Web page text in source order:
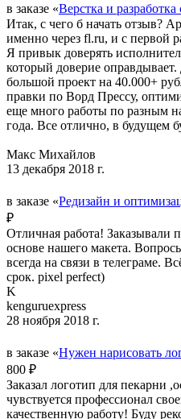
в заказе «Верстка и разработка
Итак, с чего б начать отзыв?
именно через fl.ru, и с первой
Я привык доверять
который доверие
большой проект на 40.000+
правки по Ворд Прессу,
еще много работы по разным
года. Все отлично, в будущем
Макс Михайлов
13 декабря 2018 г.
в заказе «Редизайн и
₽
Отличная работа! Заказывали
основе нашего макета.
всегда на связи в телеграме.
срок. pixel perfect)
K
kenguruexpress
28 ноября 2018 г.
в заказе «Нужен нарисовать
800 ₽
Заказал логотип для пекарни
чувствуется профессионал
качественную работу! Буду